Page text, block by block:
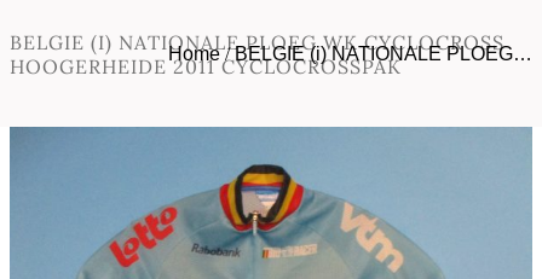
BELGIE (I) NATIONALE PLOEG WK CYCLOCROSS
HOOGERHEIDE 2011 CYCLOCROSSPAK
Home/BELGIE (i) NATIONALE PLOEG…